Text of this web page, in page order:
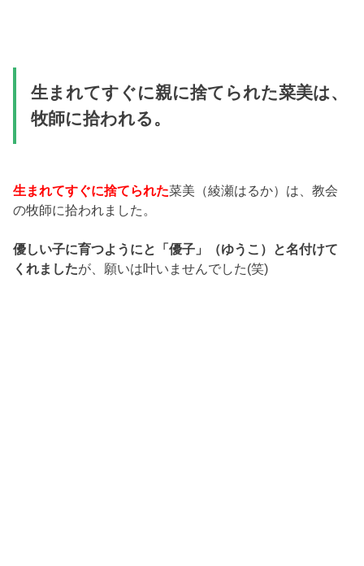
生まれてすぐに親に捨てられた菜美は、
牧師に拾われる。
生まれてすぐに捨てられた菜美（綾瀬はるか）は、教会
の牧師に拾われました。
優しい子に育つようにと「優子」（ゆうこ）と名付けて
くれましたが、願いは叶いませんでした(笑)